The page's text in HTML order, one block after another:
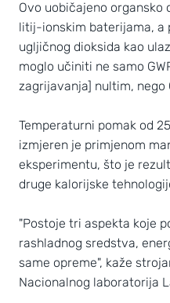
Ovo uobičajeno
litij-ionskim baterijama, a
ugljičnog dioksida kao
moglo učiniti ne samo
zagrijavanja] nultim, nego
Temperaturni pomak od
izmjeren je primjenom
eksperimentu, što je
druge kalorijske
"Postoje tri aspekta koje
rashladnog sredstva,
same opreme", kaže
Nacionalnog laboratorija